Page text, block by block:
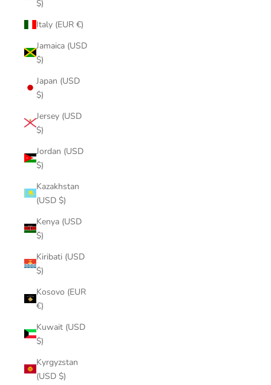
$)
Italy (EUR €)
Jamaica (USD
$)
Japan (USD
$)
Jersey (USD
$)
Jordan (USD
$)
Kazakhstan
(USD $)
Kenya (USD
$)
Kiribati (USD
$)
Kosovo (EUR
€)
Kuwait (USD
$)
Kyrgyzstan
(USD $)